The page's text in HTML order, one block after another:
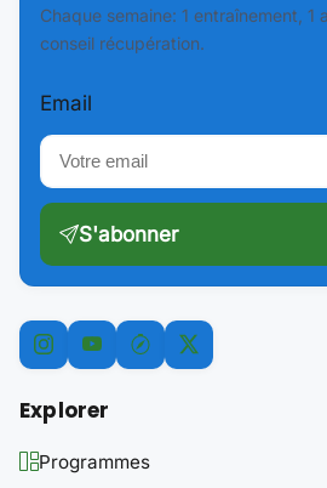
Chaque semaine: 1 entraînement, 1
conseil récupération.
Email
S'abonner
Explorer
Programmes